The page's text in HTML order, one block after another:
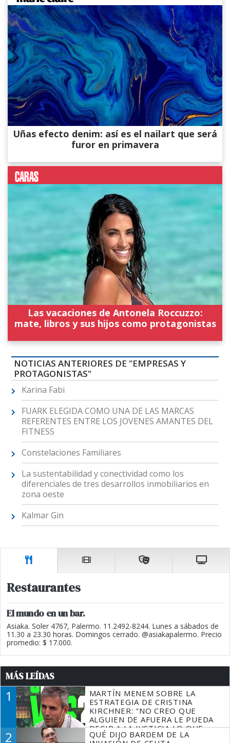
Uñas efecto denim: así es el nailart que será
furor en primavera
Las vacaciones de Antonela Roccuzzo:
mate, libros y sus hijos como protagonistas
NOTICIAS ANTERIORES DE "EMPRESAS Y
PROTAGONISTAS"
Karina Fabi
FUARK ELEGIDA COMO UNA DE LAS MARCAS
REFERENTES ENTRE LOS JOVENES AMANTES DEL
FITNESS
Constelaciones Familiares
La sustentabilidad y conectividad como los
diferenciales de tres desarrollos inmobiliarios en
zona oeste
Kalmar Gin
Restaurantes
El mundo en un bar.
Asiaka. Soler 4767, Palermo. 11.2492-8244. Lunes a sábados de
11.30 a 23.30 horas. Domingos cerrado. @asiakapalermo. Precio
promedio: $ 17.000.
MÁS LEÍDAS
1
MARTÍN MENEM SOBRE LA
ESTRATEGIA DE CRISTINA
KIRCHNER: "NO CREO QUE
ALGUIEN DE AFUERA LE PUEDA
DECIR A LA JUSTICIA LO QUE
TIENE QUE HACER"
2
QUÉ DIJO BARDEM DE LA